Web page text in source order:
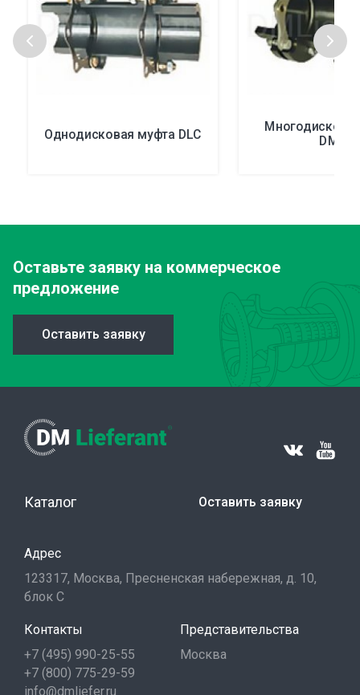
Однодисковая муфта DLC DMU
Оставьте заявку на коммерческое
предложение
Оставить заявку
Каталог Оставить заявку
Адрес
123317, Москва, Пресненская набережная, д. 10,
блок С
Контакты
+7 (495) 990-25-55
+7 (800) 775-29-59
info@dmliefer.ru
Представительства
Москва